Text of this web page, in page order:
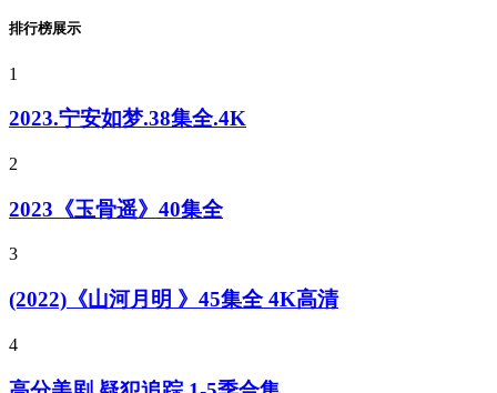
排行榜展示
1
2023.宁安如梦.38集全.4K
2
2023《玉骨遥》40集全
3
(2022)《山河月明 》45集全 4K高清
4